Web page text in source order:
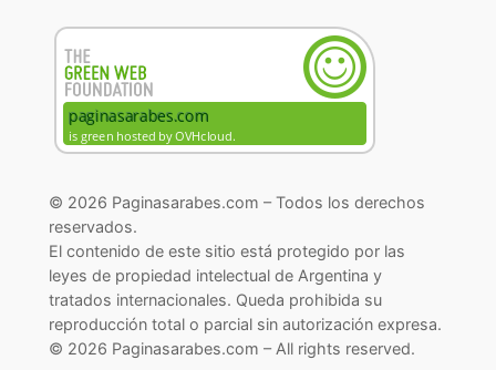
© 2026 Paginasarabes.com – Todos los derechos
reservados.
El contenido de este sitio está protegido por las
leyes de propiedad intelectual de Argentina y
tratados internacionales. Queda prohibida su
reproducción total o parcial sin autorización expresa.
© 2026 Paginasarabes.com – All rights reserved.